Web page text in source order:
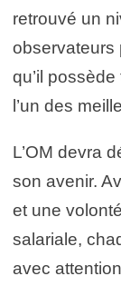
retrouvé un
observateurs
qu’il
l’un des
L’OM devra
son avenir.
et une
salariale,
avec